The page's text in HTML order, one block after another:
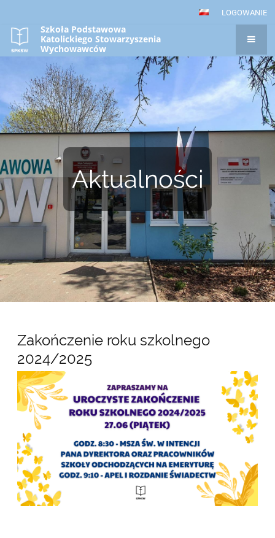
LOGOWANIE
Szkoła Podstawowa
Katolickiego Stowarzyszenia
Wychowawców
w Gorzowie Wielkopolskim
Aktualności
Zakończenie roku szkolnego
2024/2025